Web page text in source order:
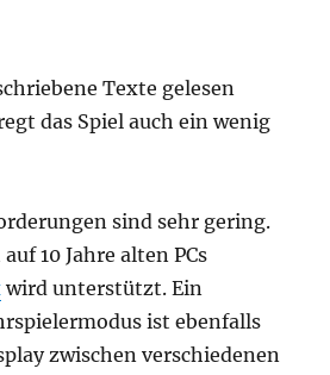
Texte gelesen
das Spiel auch ein wenig
sind sehr gering.
10 Jahre alten PCs
wird unterstützt. Ein
ist ebenfalls
zwischen verschiedenen